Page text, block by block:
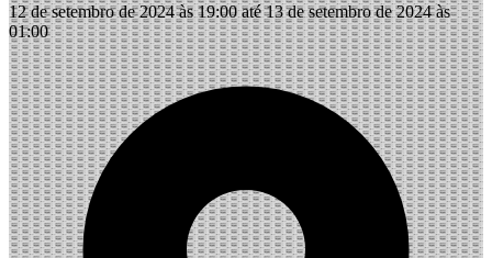
12 de setembro de 2024 às 19:00 até 13 de setembro de 2024 às
01:00